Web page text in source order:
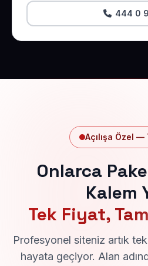
444 0
Açılışa Özel —
Onlarca
Kalem
Tek Fiyat,
Profesyonel siteniz artık
hayata geçiyor. Alan